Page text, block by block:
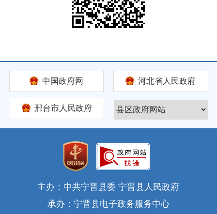
中国政府网 河北省人民政府
邢台市人民政府
主办：中共宁晋县委 宁晋县人民政府
承办：宁晋县电子政务服务中心